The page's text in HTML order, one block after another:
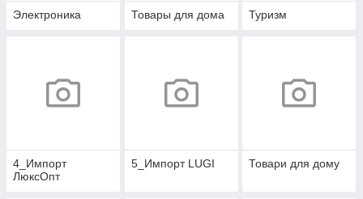
Электроника Товары для дома Туризм
4_Импорт
ЛюксОпт
5_Импорт LUGI Товари для дому